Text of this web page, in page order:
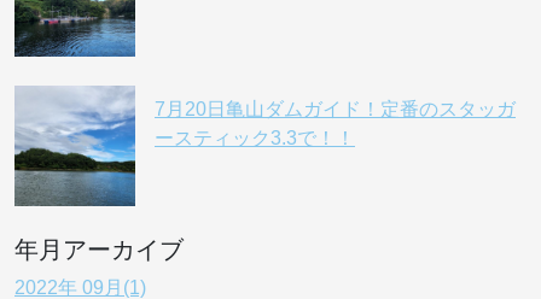
7月20日亀山ダムガイド！定番のスタッガ
ースティック3.3で！！
年月アーカイブ
2022年 09月(1)